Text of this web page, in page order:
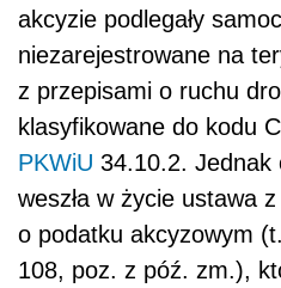
akcyzie podlegały
niezarejestrowane na
z przepisami o ruchu
klasyfikowane do kodu
PKWiU 34.10.2. Jednak
weszła w życie ustawa
o podatku akcyzowym
108, poz. z póź. zm.),